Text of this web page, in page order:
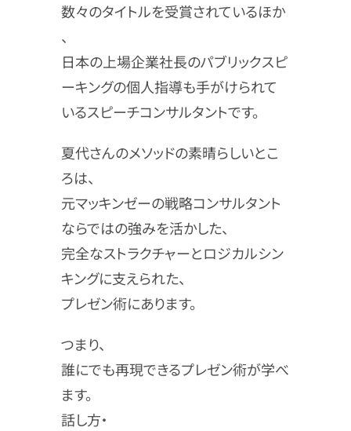
数々のタイトルを受賞されているほか
、
日本の上場企業社長のパブリックスピ
ーキングの個人指導も手がけられて
いるスピーチコンサルタントです。
夏代さんのメソッドの素晴らしいとこ
ろは、
元マッキンゼーの戦略コンサルタント
ならではの強みを活かした、
完全なストラクチャーとロジカルシン
キングに支えられた、
プレゼン術にあります。
つまり、
誰にでも再現できるプレゼン術が学べ
ます。
話し方・